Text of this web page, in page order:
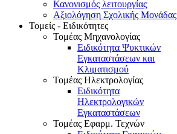
Κανονισμός λειτουργίας
Αξιολόγηση Σχολικής Μονάδας
Τομείς - Ειδικότητες
Τομέας Μηχανολογίας
Ειδικότητα Ψυκτικών
Εγκαταστάσεων και
Κλιματισμού
Τομέας Ηλεκτρολογίας
Ειδικότητα
Ηλεκτρολογικών
Εγκαταστάσεων
Τομέας Εφαρμ. Τεχνών